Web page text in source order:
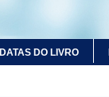
DATAS DO LIVRO